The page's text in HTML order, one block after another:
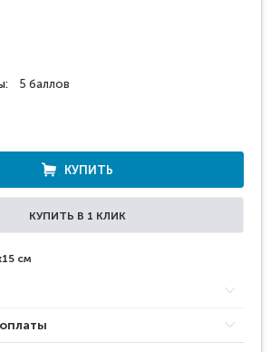
5 баллов
КУПИТЬ
КУПИТЬ В 1 КЛИК
см